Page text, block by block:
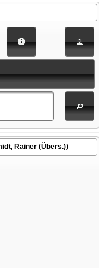
Rainer (Übers.))